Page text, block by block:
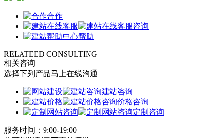
合作
咨询
帮助
RELATEED CONSULTING
相关咨询
选择下列产品马上在线沟通
建站咨询
价格咨询
定制咨询
服务时间：9:00-19:00